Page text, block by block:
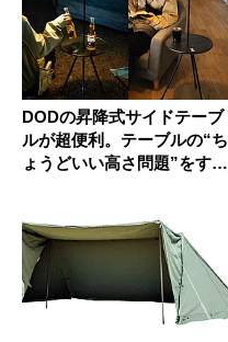
DODの昇降式サイドテーブ
ルが超便利。テーブルの“ち
ょうどいい高さ問題”をすっ